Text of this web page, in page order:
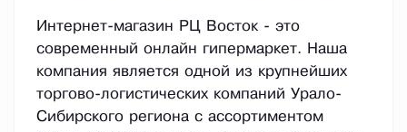
Интернет-магазин РЦ Восток - это
современный онлайн гипермаркет. Наша
компания является одной из крупнейших
торгово-логистических компаний Урало-
Сибирского региона с ассортиментом